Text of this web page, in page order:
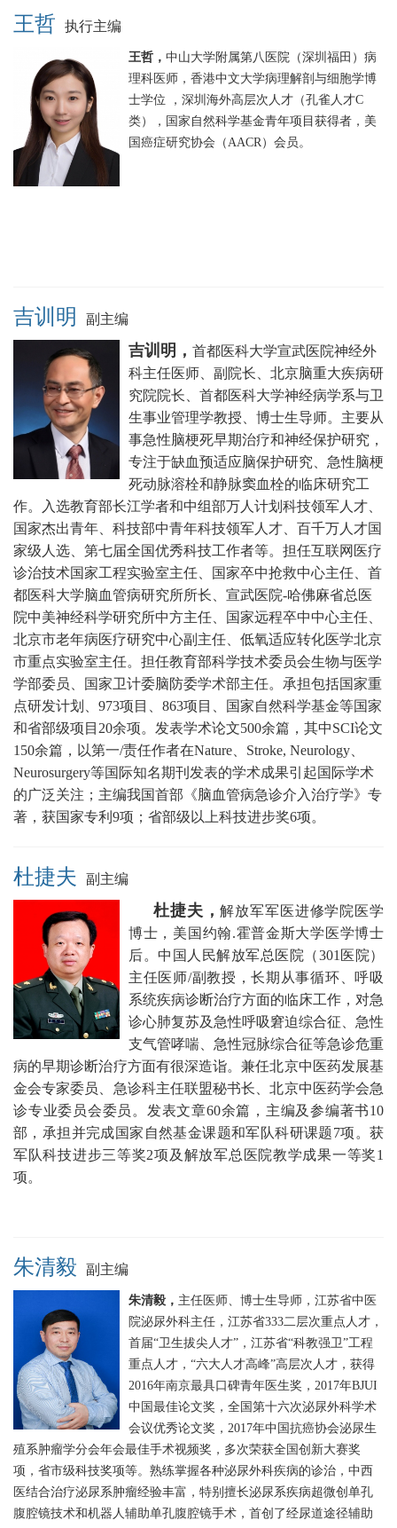
王哲 执行主编
王哲， 中山大学附属第八医院（深圳福田）病
理科医师，香港中文大学病理解剖与细胞学博
士学位 ，深圳海外高层次人才（孔雀人才C
类），国家自然科学基金青年项目获得者，美
国癌症研究协会（AACR）会员。
吉训明 副主编
吉训明， 首都医科大学宣武医院神经外
科主任医师、副院长、北京脑重大疾病研
究院院长、首都医科大学神经病学系与卫
生事业管理学教授、博士生导师。主要从
事急性脑梗死早期治疗和神经保护研究，
专注于缺血预适应脑保护研究、急性脑梗
死动脉溶栓和静脉窦血栓的临床研究工
作。
入选教育部长江学者和中组部万人计划科技领军人才、
国家杰出青年、科技部中青年科技领军人才、百千万人才国
家级人选、第七届全国优秀科技工作者等。担任互联网医疗
诊治技术国家工程实验室主任、国家卒中抢救中心主任、首
都医科大学脑血管病研究所所长、宣武医院-哈佛麻省总医
院中美神经科学研究所中方主任、国家远程卒中中心主任、
北京市老年病医疗研究中心副主任、低氧适应转化医学北京
市重点实验室主任。担任教育部科学技术委员会生物与医学
学部委员、国家卫计委脑防委学术部主任。承担包括国家重
点研发计划、973项目、863项目、国家自然科学基金等国家
和省部级项目20余项。发表学术论文500余篇，其中SCI论文
150余篇，以第一/责任作者在Nature、Stroke, Neurology、
Neurosurgery等国际知名期刊发表的学术成果引起国际学术
的广泛关注；主编我国首部《脑血管病急诊介入治疗学》专
著，获国家专利9项；省部级以上科技进步奖6项。
杜捷夫 副主编
杜捷夫，解放军军医进修学院医学
博士，美国约翰.霍普金斯大学医学博士
后。 中国人民解放军总医院（301医院）
主任医师/副教授，长期从事循环、呼吸
系统疾病诊断治疗方面的临床工作，对急
诊心肺复苏及急性呼吸窘迫综合征、急性
支气管哮喘、急性冠脉综合征等急诊危重
病的早期诊断治疗方面有很深造诣。兼任北京中医药发展基
金会专家委员、急诊科主任联盟秘书长 、北京中医药学会急
诊专业委员会委员。发表文章60余篇，主编及参编著书10
部，承担并完成国家自然基金课题和军队科研课题7项。获
军队科技进步三等奖2项及解放军总医院教学成果一等奖1
项。
朱清毅 副主编
朱清毅， 主任医师、博士生导师，江苏省中医
院泌尿外科主任，江苏省333二层次重点人才，
首届“卫生拔尖人才”，江苏省“科教强卫”工程
重点人才，“六大人才高峰”高层次人才，获得
2016年南京最具口碑青年医生奖，2017年BJUI
中国最佳论文奖，全国第十六次泌尿外科学术
会议优秀论文奖，2017年中国抗癌协会泌尿生
殖系肿瘤学分会年会最佳手术视频奖，多次荣获全国创新大赛奖
项，省市级科技奖项等。熟练掌握各种泌尿外科疾病的诊治，中西
医结合治疗泌尿系肿瘤经验丰富，特别擅长泌尿系疾病超微创单孔
腹腔镜技术和机器人辅助单孔腹腔镜手术，首创了经尿道途径辅助